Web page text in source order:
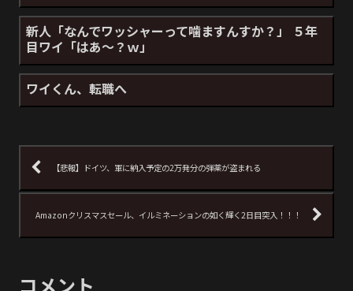
新人「なんでワッシャーって噛ますんすか？」 ５年
目ワイ「はあ～？ｗ」
ワイくん、転職へ
【悲報】ドイツ、軍に納入予定の2万発分の弾薬が盗まれる
Amazonクリスマスセール、イルミネーションの如く輝く2日目突入！！！
コメント